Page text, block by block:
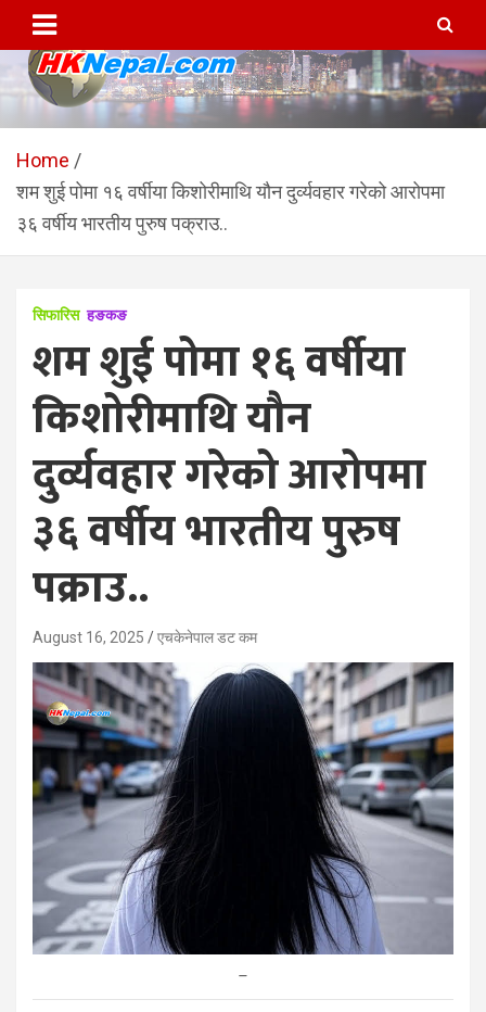
content
HKNepal.com – हङकङबाट
सञ्चालित पहिलो नेपाली अनलाईन
पत्रिका
hknepal, hknepal.com, hk nepal, hk nepal com
Home
शम शुई पोमा १६ वर्षीया किशोरीमाथि यौन दुर्व्यवहार गरेको आरोपमा
३६ वर्षीय भारतीय पुरुष पक्राउ..
सिफारिस हङकङ
शम शुई पोमा १६ वर्षीया
किशोरीमाथि यौन
दुर्व्यवहार गरेको आरोपमा
३६ वर्षीय भारतीय पुरुष
पक्राउ..
August 16, 2025 एचकेनेपाल डट कम
–